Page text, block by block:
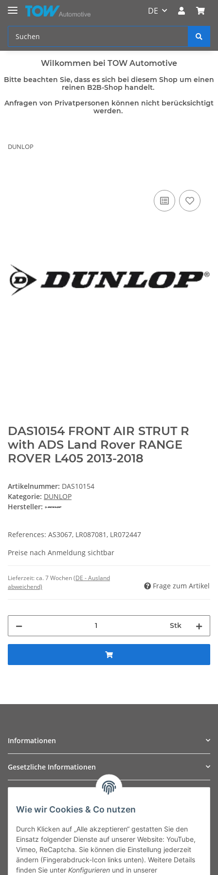
DE
Wilkommen bei TOW Automotive
Bitte beachten Sie, dass es sich bei diesem Shop um einen
reinen B2B-Shop handelt.
Anfragen von Privatpersonen können nicht berücksichtigt
werden.
DUNLOP
DAS10154 FRONT AIR STRUT R
with ADS Land Rover RANGE
ROVER L405 2013-2018
Artikelnummer: DAS10154
Kategorie: DUNLOP
Hersteller:
References: AS3067, LR087081, LR072447
Preise nach Anmeldung sichtbar
Lieferzeit:ca. 7 Wochen(DE - Ausland
abweichend)
Frage zum Artikel
Stk
Informationen
Gesetzliche Informationen
Leibnizstraße 2a
Germany
Phone:+49 40 5287270
Fax:+49 40 5281050
Email:sales@tow-automotive.de
Wie wir Cookies & Co nutzen
Durch Klicken auf „Alle akzeptieren“ gestatten Sie den
Einsatz folgender Dienste auf unserer Website: YouTube,
Vimeo, ReCaptcha. Sie können die Einstellung jederzeit
ändern (Fingerabdruck-Icon links unten). Weitere Details
finden Sie unter Konfigurieren und in unserer